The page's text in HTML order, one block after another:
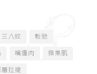
三八紋 鬆弛
嘴邊肉 蘋果肌
層拉提